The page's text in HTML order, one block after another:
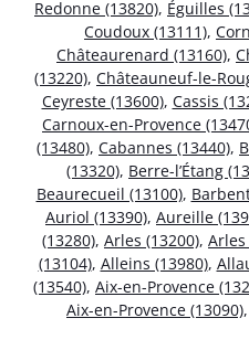
Redonne (13820), Éguilles
Coudoux (13111),
Châteaurenard (13160),
(13220), Châteauneuf-le-
Ceyreste (13600), Cassis
Carnoux-en-Provence
(13480), Cabannes (13440),
(13320), Berre-l’Étang
Beaurecueil (13100),
Auriol (13390), Aureille
(13280), Arles (13200), Arles
(13104), Alleins (13980),
(13540), Aix-en-Provence
Aix-en-Provence (13090),